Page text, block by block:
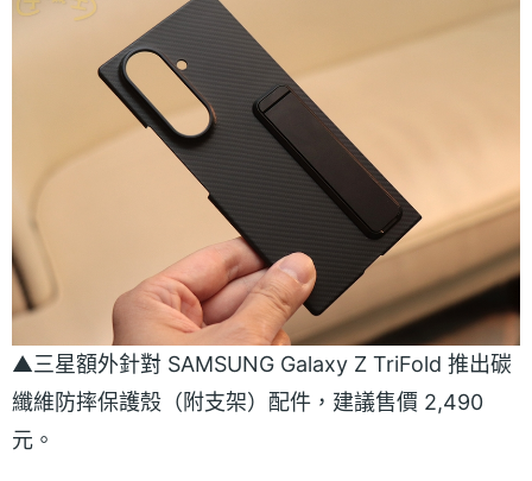
▲三星額外針對 SAMSUNG Galaxy Z TriFold 推出碳
纖維防摔保護殼（附支架）配件，建議售價 2,490
元。